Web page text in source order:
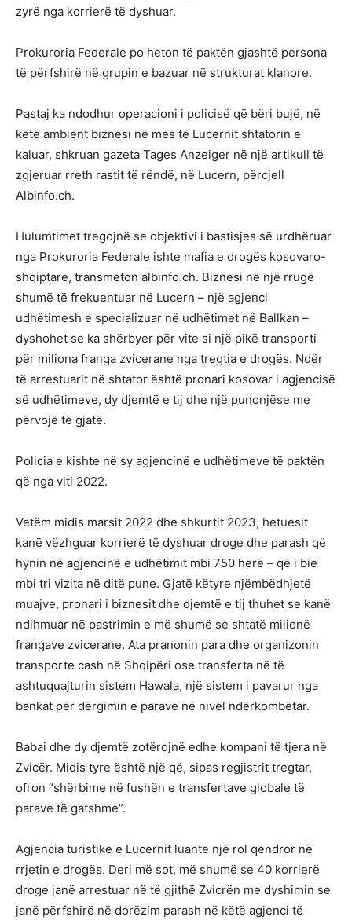
zyrë nga korrierë të dyshuar.
Prokuroria Federale po heton të paktën gjashtë persona
të përfshirë në grupin e bazuar në strukturat klanore.
Pastaj ka ndodhur operacioni i policisë që bëri bujë, në
këtë ambient biznesi në mes të Lucernit shtatorin e
kaluar, shkruan gazeta Tages Anzeiger në një artikull të
zgjeruar rreth rastit të rëndë, në Lucern, përcjell
Albinfo.ch.
Hulumtimet tregojnë se objektivi i bastisjes së urdhëruar
nga Prokuroria Federale ishte mafia e drogës kosovaro-
shqiptare, transmeton albinfo.ch. Biznesi në një rrugë
shumë të frekuentuar në Lucern – një agjenci
udhëtimesh e specializuar në udhëtimet në Ballkan –
dyshohet se ka shërbyer për vite si një pikë transporti
për miliona franga zvicerane nga tregtia e drogës. Ndër
të arrestuarit në shtator është pronari kosovar i agjencisë
së udhëtimeve, dy djemtë e tij dhe një punonjëse me
përvojë të gjatë.
Policia e kishte në sy agjencinë e udhëtimeve të paktën
që nga viti 2022.
Vetëm midis marsit 2022 dhe shkurtit 2023, hetuesit
kanë vëzhguar korrierë të dyshuar droge dhe parash që
hynin në agjencinë e udhëtimit mbi 750 herë – që i bie
mbi tri vizita në ditë pune. Gjatë këtyre njëmbëdhjetë
muajve, pronari i biznesit dhe djemtë e tij thuhet se kanë
ndihmuar në pastrimin e më shumë se shtatë milionë
frangave zvicerane. Ata pranonin para dhe organizonin
transporte cash në Shqipëri ose transferta në të
ashtuquajturin sistem Hawala, një sistem i pavarur nga
bankat për dërgimin e parave në nivel ndërkombëtar.
Babai dhe dy djemtë zotërojnë edhe kompani të tjera në
Zvicër. Midis tyre është një që, sipas regjistrit tregtar,
ofron “shërbime në fushën e transfertave globale të
parave të gatshme”.
Agjencia turistike e Lucernit luante një rol qendror në
rrjetin e drogës. Deri më sot, më shumë se 40 korrierë
droge janë arrestuar në të gjithë Zvicrën me dyshimin se
janë përfshirë në dorëzim parash në këtë agjenci të